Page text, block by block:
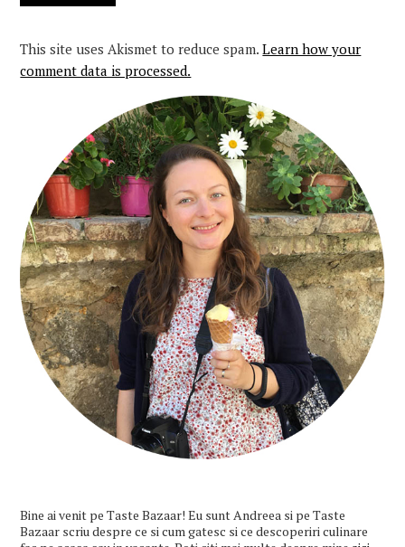
This site uses Akismet to reduce spam.Learn how your
comment data is processed.
Bine ai venit pe Taste Bazaar! Eu sunt Andreea si pe Taste
Bazaar scriu despre ce si cum gatesc si ce descoperiri culinare